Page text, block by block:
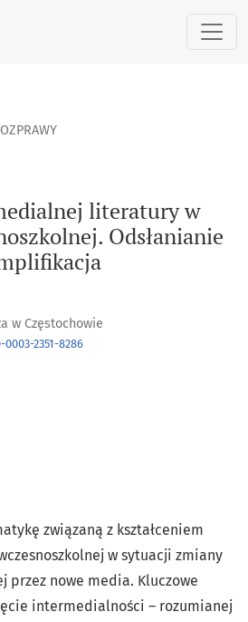
literatury w edukacji
literatury w
Odsłanianie
w Częstochowie
2351-8286
związaną z kształceniem
w sytuacji zmiany
przez nowe media. Kluczowe
intermedialności – rozumianej